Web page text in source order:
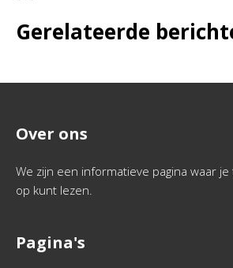
Gerelateerde
Over ons
We zijn een informatieve pagina waar je
op kunt lezen.
Pagina's